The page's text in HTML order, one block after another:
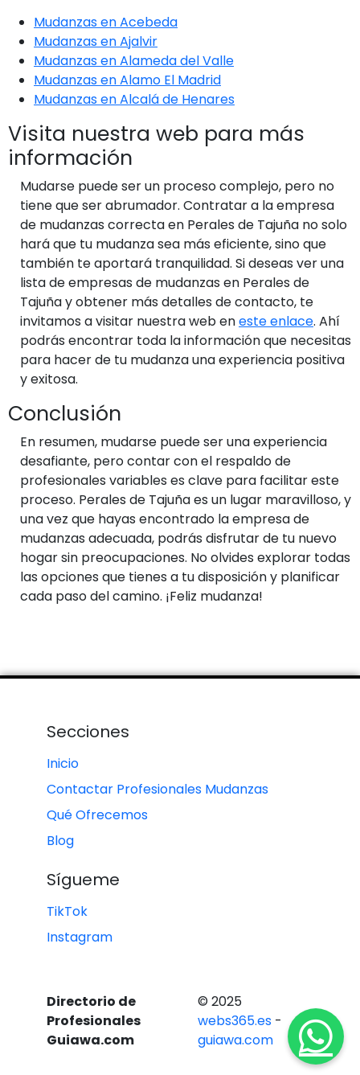
Mudanzas en Acebeda
Mudanzas en Ajalvir
Mudanzas en Alameda del Valle
Mudanzas en Alamo El Madrid
Mudanzas en Alcalá de Henares
Visita nuestra web para más
información
Mudarse puede ser un proceso complejo, pero no
tiene que ser abrumador. Contratar a la empresa
de mudanzas correcta en Perales de Tajuña no solo
hará que tu mudanza sea más eficiente, sino que
también te aportará tranquilidad. Si deseas ver una
lista de empresas de mudanzas en Perales de
Tajuña y obtener más detalles de contacto, te
invitamos a visitar nuestra web eneste enlace. Ahí
podrás encontrar toda la información que necesitas
para hacer de tu mudanza una experiencia positiva
y exitosa.
Conclusión
En resumen, mudarse puede ser una experiencia
desafiante, pero contar con el respaldo de
profesionales variables es clave para facilitar este
proceso. Perales de Tajuña es un lugar maravilloso, y
una vez que hayas encontrado la empresa de
mudanzas adecuada, podrás disfrutar de tu nuevo
hogar sin preocupaciones. No olvides explorar todas
las opciones que tienes a tu disposición y planificar
cada paso del camino. ¡Feliz mudanza!
Secciones
Inicio
Contactar Profesionales Mudanzas
Qué Ofrecemos
Blog
Sígueme
TikTok
Instagram
Directorio de
Profesionales
Guiawa.com
© 2025
webs365.es -
guiawa.com